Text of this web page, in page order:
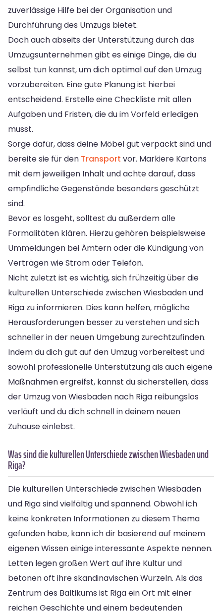
zuverlässige Hilfe bei der Organisation und
Durchführung des Umzugs bietet.
Doch auch abseits der Unterstützung durch das
Umzugsunternehmen gibt es einige Dinge, die du
selbst tun kannst, um dich optimal auf den Umzug
vorzubereiten. Eine gute Planung ist hierbei
entscheidend. Erstelle eine Checkliste mit allen
Aufgaben und Fristen, die du im Vorfeld erledigen
musst.
Sorge dafür, dass deine Möbel gut verpackt sind und
bereite sie für den Transport vor. Markiere Kartons
mit dem jeweiligen Inhalt und achte darauf, dass
empfindliche Gegenstände besonders geschützt
sind.
Bevor es losgeht, solltest du außerdem alle
Formalitäten klären. Hierzu gehören beispielsweise
Ummeldungen bei Ämtern oder die Kündigung von
Verträgen wie Strom oder Telefon.
Nicht zuletzt ist es wichtig, sich frühzeitig über die
kulturellen Unterschiede zwischen Wiesbaden und
Riga zu informieren. Dies kann helfen, mögliche
Herausforderungen besser zu verstehen und sich
schneller in der neuen Umgebung zurechtzufinden.
Indem du dich gut auf den Umzug vorbereitest und
sowohl professionelle Unterstützung als auch eigene
Maßnahmen ergreifst, kannst du sicherstellen, dass
der Umzug von Wiesbaden nach Riga reibungslos
verläuft und du dich schnell in deinem neuen
Zuhause einlebst.
Was sind die kulturellen Unterschiede zwischen Wiesbaden und
Riga?
Die kulturellen Unterschiede zwischen Wiesbaden
und Riga sind vielfältig und spannend. Obwohl ich
keine konkreten Informationen zu diesem Thema
gefunden habe, kann ich dir basierend auf meinem
eigenen Wissen einige interessante Aspekte nennen.
Letten legen großen Wert auf ihre Kultur und
betonen oft ihre skandinavischen Wurzeln. Als das
Zentrum des Baltikums ist Riga ein Ort mit einer
reichen Geschichte und einem bedeutenden